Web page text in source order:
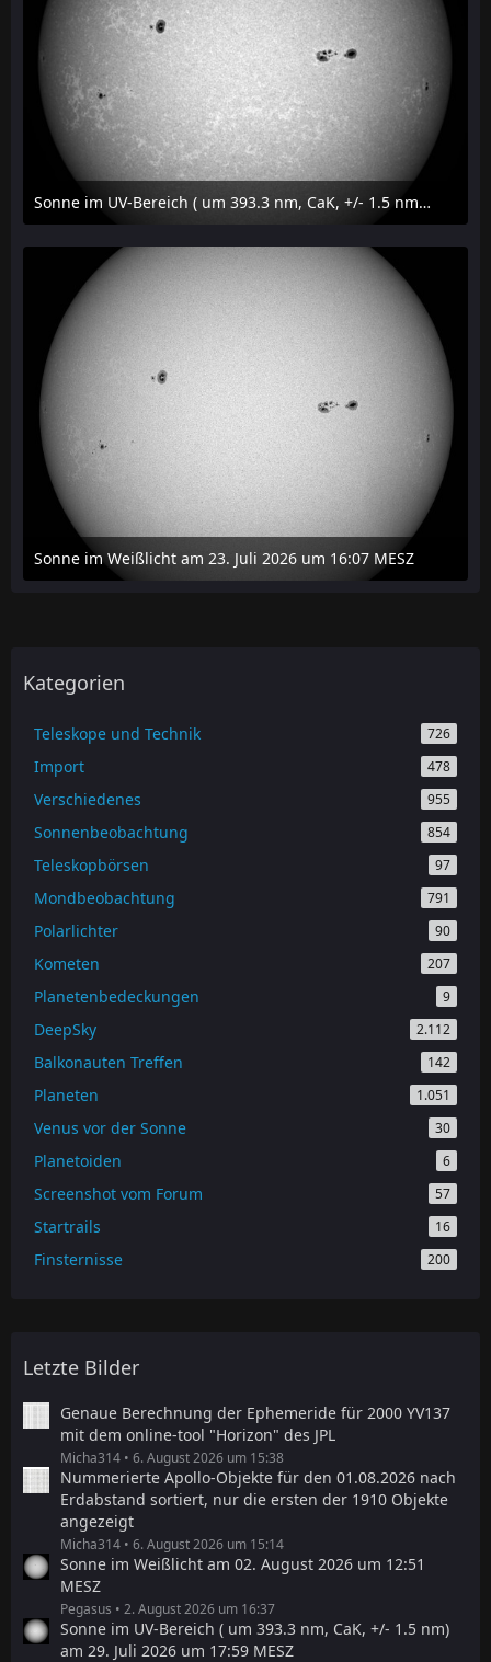
Sonne im UV-Bereich ( um 393.3 nm, CaK, +/- 1.5 nm) am 23. Juli 2026 um 16:15 MESZ
24. Juli 2026 um 20:42
Sonne im Weißlicht am 23. Juli 2026 um 16:07 MESZ
24. Juli 2026 um 20:42
Kategorien
Teleskope und Technik 726
Import 478
Verschiedenes 955
Sonnenbeobachtung 854
Teleskopbörsen 97
Mondbeobachtung 791
Polarlichter 90
Kometen 207
Planetenbedeckungen 9
DeepSky 2.112
Balkonauten Treffen 142
Planeten 1.051
Venus vor der Sonne 30
Planetoiden 6
Screenshot vom Forum 57
Startrails 16
Finsternisse 200
Letzte Bilder
Genaue Berechnung der Ephemeride für 2000 YV137
mit dem online-tool "Horizon" des JPL
Micha314 6. August 2026 um 15:38
Nummerierte Apollo-Objekte für den 01.08.2026 nach
Erdabstand sortiert, nur die ersten der 1910 Objekte
angezeigt
Micha314 6. August 2026 um 15:14
Sonne im Weißlicht am 02. August 2026 um 12:51
MESZ
Pegasus 2. August 2026 um 16:37
Sonne im UV-Bereich ( um 393.3 nm, CaK, +/- 1.5 nm)
am 29. Juli 2026 um 17:59 MESZ